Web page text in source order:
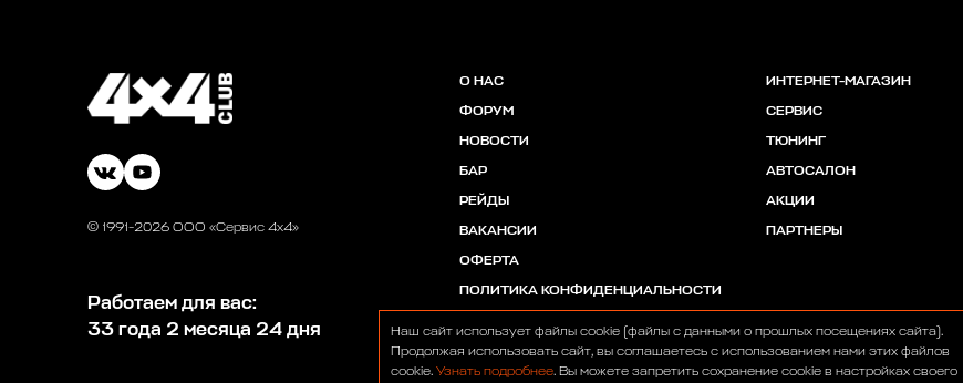
© 1991-2026 ООО «Сервис 4х4»
Работаем для вас:
33 года 2 месяца 24 дня
О НАС
ФОРУМ
НОВОСТИ
БАР
РЕЙДЫ
ВАКАНСИИ
ОФЕРТА
ПОЛИТИКА КОНФИДЕНЦИАЛЬНОСТИ
ИНТЕРНЕТ-МАГАЗИН
СЕРВИС
ТЮНИНГ
АВТОСАЛОН
АКЦИИ
ПАРТНЕРЫ
Наш сайт использует файлы cookie (файлы с данными о прошлых посещениях сайта).
Продолжая использовать сайт, вы соглашаетесь с использованием нами этих файлов
cookie. Узнать подробнее. Вы можете запретить сохранение cookie в настройках своего